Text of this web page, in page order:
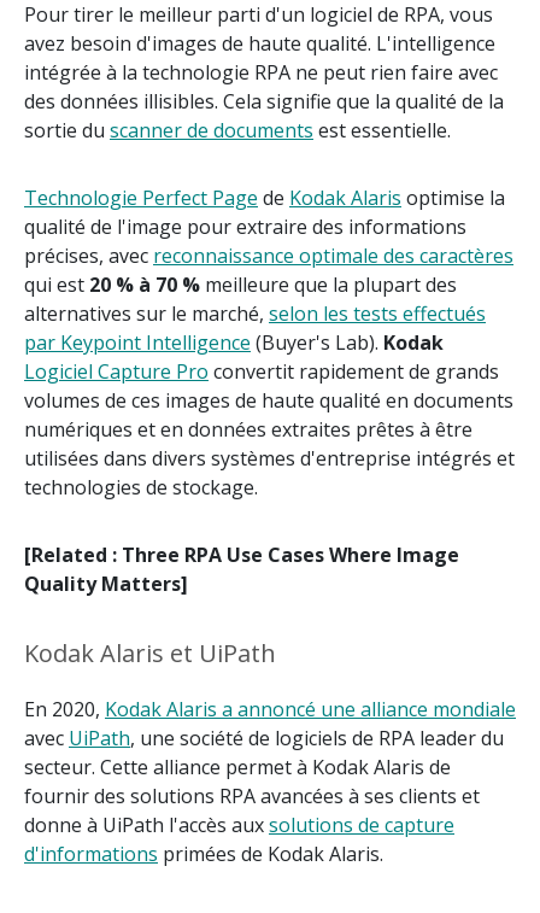
Pour tirer le meilleur parti d'un logiciel de RPA, vous
avez besoin d'images de haute qualité. L'intelligence
intégrée à la technologie RPA ne peut rien faire avec
des données illisibles. Cela signifie que la qualité de la
sortie du scanner de documents est essentielle.
Technologie Perfect Page de Kodak Alaris optimise la
qualité de l'image pour extraire des informations
précises, avec reconnaissance optimale des caractères
qui est 20 % à 70 % meilleure que la plupart des
alternatives sur le marché, selon les tests effectués
par Keypoint Intelligence (Buyer's Lab). Kodak
Logiciel Capture Pro convertit rapidement de grands
volumes de ces images de haute qualité en documents
numériques et en données extraites prêtes à être
utilisées dans divers systèmes d'entreprise intégrés et
technologies de stockage.
[Related : Three RPA Use Cases Where Image
Quality Matters]
Kodak Alaris et UiPath
En 2020, Kodak Alaris a annoncé une alliance mondiale
avec UiPath, une société de logiciels de RPA leader du
secteur. Cette alliance permet à Kodak Alaris de
fournir des solutions RPA avancées à ses clients et
donne à UiPath l'accès auxsolutions de capture
d'informations primées de Kodak Alaris.